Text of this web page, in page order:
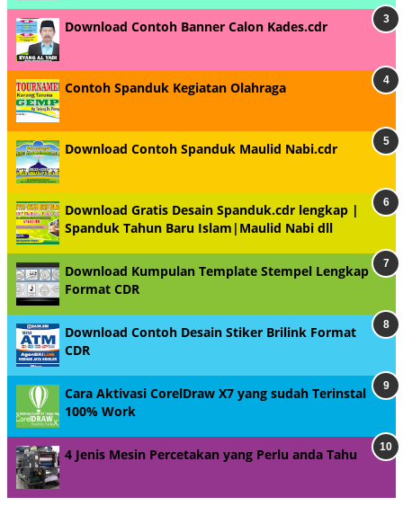
Download Contoh Banner Calon Kades.cdr
Contoh Spanduk Kegiatan Olahraga
Download Contoh Spanduk Maulid Nabi.cdr
Download Gratis Desain Spanduk.cdr lengkap |
Spanduk Tahun Baru Islam|Maulid Nabi dll
Download Kumpulan Template Stempel Lengkap
Format CDR
Download Contoh Desain Stiker Brilink Format
CDR
Cara Aktivasi CorelDraw X7 yang sudah Terinstal
100% Work
4 Jenis Mesin Percetakan yang Perlu anda Tahu